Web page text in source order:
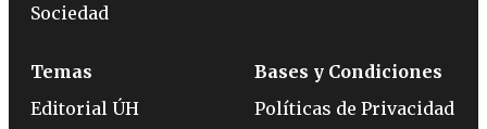
Sociedad
Temas
Editorial ÚH
Bases y Condiciones
Políticas de Privacidad